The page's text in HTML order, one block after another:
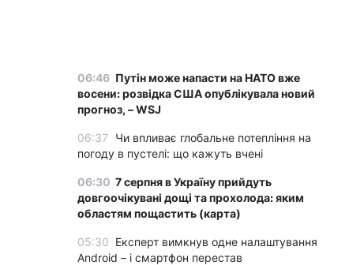
06:46 Путін може напасти на НАТО вже
восени: розвідка США опублікувала новий
прогноз, – WSJ
06:37
Чи впливає глобальне потепління на
погоду в пустелі: що кажуть вчені
06:30 7 серпня в Україну прийдуть
довгоочікувані дощі та прохолода: яким
областям пощастить (карта)
05:30 Експерт вимкнув одне налаштування
Android – і смартфон перестав